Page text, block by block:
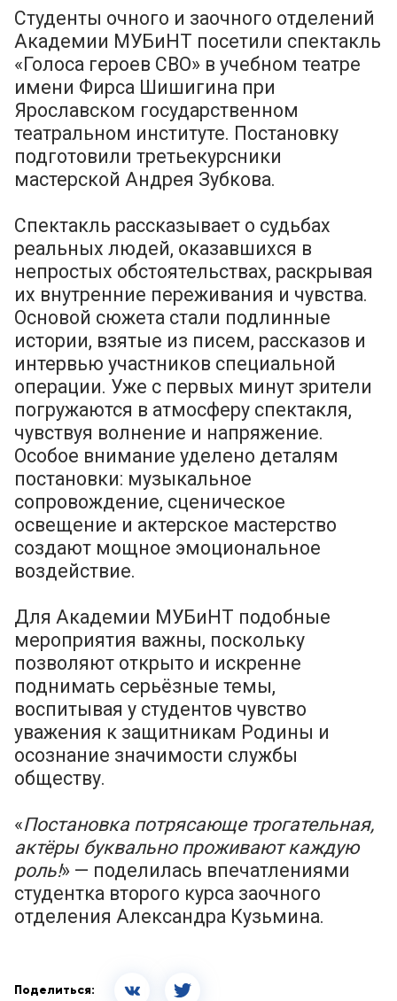
Студенты очного и заочного отделений
Академии МУБиНТ посетили спектакль
«Голоса героев СВО» в учебном театре
имени Фирса Шишигина при
Ярославском государственном
театральном институте. Постановку
подготовили третьекурсники
мастерской Андрея Зубкова.
Спектакль рассказывает о судьбах
реальных людей, оказавшихся в
непростых обстоятельствах, раскрывая
их внутренние переживания и чувства.
Основой сюжета стали подлинные
истории, взятые из писем, рассказов и
интервью участников специальной
операции. Уже с первых минут зрители
погружаются в атмосферу спектакля,
чувствуя волнение и напряжение.
Особое внимание уделено деталям
постановки: музыкальное
сопровождение, сценическое
освещение и актерское мастерство
создают мощное эмоциональное
воздействие.
Для Академии МУБиНТ подобные
мероприятия важны, поскольку
позволяют открыто и искренне
поднимать серьёзные темы,
воспитывая у студентов чувство
уважения к защитникам Родины и
осознание значимости службы
обществу.
«Постановка потрясающе трогательная,
актёры буквально проживают каждую
роль!» — поделилась впечатлениями
студентка второго курса заочного
отделения Александра Кузьмина.
Поделиться: